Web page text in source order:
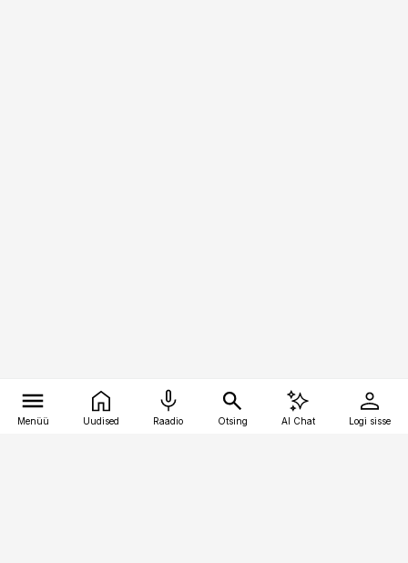
Menüü Uudised Raadio Otsing AI Chat Logi sisse